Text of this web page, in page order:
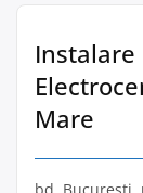
Mare